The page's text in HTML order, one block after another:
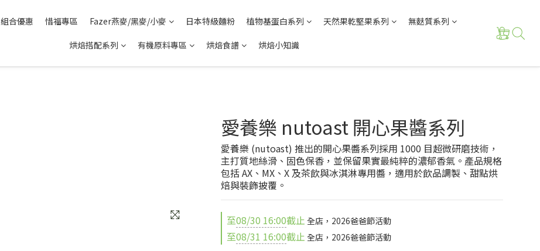
組合優惠 惜福專區 Fazer燕麥/黑麥/小麥 日本特級麵粉 植物基蛋白系列 天然果乾堅果系列 無麩質系列
烘焙搭配系列 有機原料專區 烘焙食譜 烘焙小知識
愛養樂 nutoast 開心果醬系列
愛養樂 (nutoast) 推出的開心果醬系列採用 1000 目超微研磨技術，
主打質地絲滑、固色保香，並保留果實最純粹的濃郁香氣。產品規格
包括 AX、MX、X 及茶飲與冰淇淋專用醬，適用於飲品調製、甜點烘
焙與裝飾披覆。
至08/30 16:00截止 全店，2026爸爸節活動
至08/31 16:00截止 全店，2026爸爸節活動